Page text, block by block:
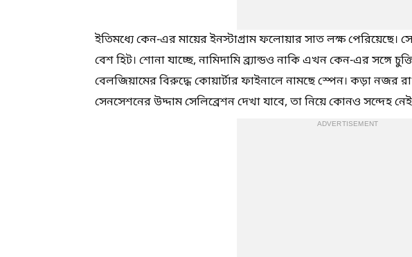
ইতিমধ্যে কেন-এর মায়ের ইনস্টাগ্রাম ফলোয়ার সাত লক্ষ
বেশ হিট। শোনা যাচ্ছে, নামিদামি ব্র্যান্ডও নাকি এখন কেন-এর সঙ্গে
বেলজিয়ামের বিরুদ্ধে কোয়ার্টার ফাইনালে নামছে স্পেন। কড়া নজর
সেনসেশনের উদ্দাম সেলিব্রেশন দেখা যাবে, তা নিয়ে কোনও সন্দেহ
ADVERTISEMENT